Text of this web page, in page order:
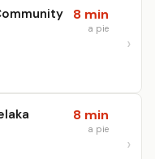
8 min
a pie
8 min
a pie